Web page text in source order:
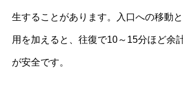
生することがあります。入口への移動
用を加えると、往復で10～15分ほど余
が安全です。